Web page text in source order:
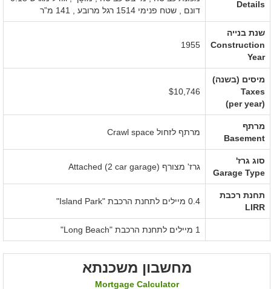
Details
דונם
שטח פנימי 1514 רגל מרובע 141 מ”ר
שנת בנייה
Construction
Year
1955
מיסים (בשנה)
Taxes
(per year)
$10,746
מרתף
Basement
מרתף לזחול
סוג גרז'
Garage Type
גרז' מצורף
תחנת רכבת
LIRR
0.4 מיילים לתחנת הרכבת "Island Park"
1 מיילים לתחנת הרכבת "Long Beach"
מחשבון משכנתא
Mortgage Calculator